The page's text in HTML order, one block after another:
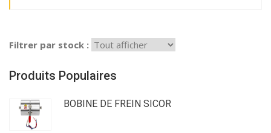
Filtrer par stock :
Produits Populaires
BOBINE DE FREIN SICOR